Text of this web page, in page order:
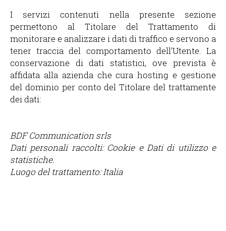
I servizi contenuti nella presente sezione
permettono al Titolare del Trattamento di
monitorare e analizzare i dati di traffico e servono a
tener traccia del comportamento dell’Utente. La
conservazione di dati statistici, ove prevista è
affidata alla azienda che cura hosting e gestione
del dominio per conto del Titolare del trattamente
dei dati:
BDF Communication srls
Dati personali raccolti: Cookie e Dati di utilizzo e
statistiche.
Luogo del trattamento: Italia